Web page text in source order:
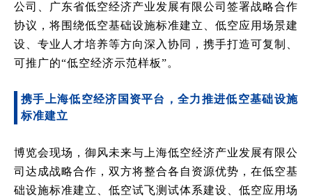
公司、广东省低空经济产业发展有限公司签署战略合作
协议，将围绕低空基础设施标准建立、低空应用场景建
设、专业人才培养等方向深入协同，携手打造可复制、
可推广的“低空经济示范样板”。
携手上海低空经济国资平台，全力推进低空基础设施
标准建立
博览会现场，御风未来与上海低空经济产业发展有限公
司达成战略合作，双方将整合各自资源优势， 在低空基
础设施标准建立、低空试飞测试体系建设、低空应用场